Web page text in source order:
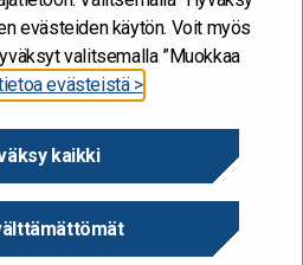
evästeiden käytön. Voit myös
valitsemalla ”Muokkaa
evästeistä >
kaikki